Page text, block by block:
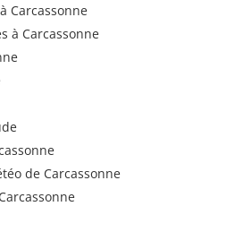
Carcassonne
à Carcassonne
de Carcassonne